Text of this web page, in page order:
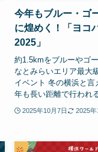
今年もブルー・ゴ
に煌めく！「ヨコ
2025」
約1.5kmをブルーやゴ
なとみらいエリア最大
イベント 冬の横浜と
年も長い距離で行われ
2025年10月7日 2025年